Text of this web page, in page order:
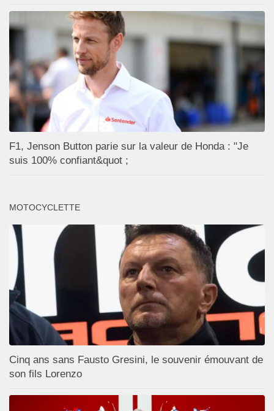
F1, Jenson Button parie sur la valeur de Honda : "Je
suis 100% confiant&quot ;
MOTOCYCLETTE
Cinq ans sans Fausto Gresini, le souvenir émouvant de
son fils Lorenzo